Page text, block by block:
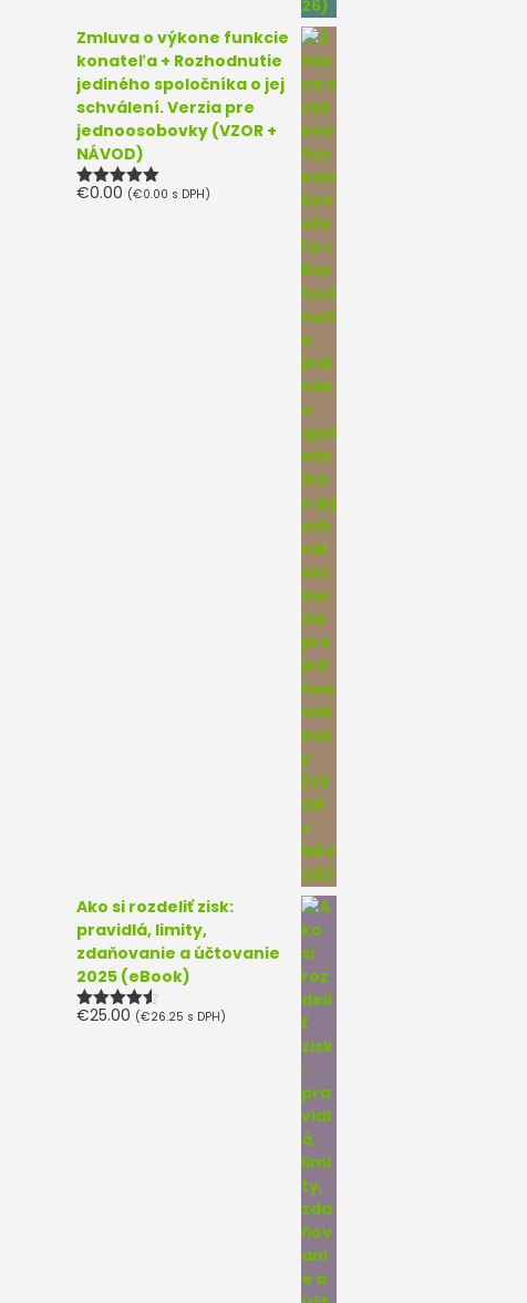
Zmluva o výkone funkcie
konateľa + Rozhodnutie
jediného spoločníka o jej
schválení. Verzia pre
jednoosobovky (VZOR +
NÁVOD)
Hodnotenie
€0.00 (€0.00 s DPH)
Ako si rozdeliť zisk:
pravidlá, limity,
zdaňovanie a účtovanie
2025 (eBook)
Hodnotenie
€25.00 (€26.25 s DPH)